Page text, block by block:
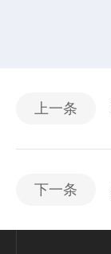
上一条
下一条